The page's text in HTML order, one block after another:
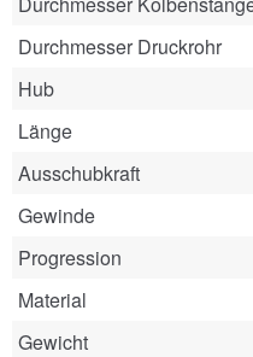
Durchmesser Druckrohr
Hub
Länge
Ausschubkraft
Gewinde
Progression
Material
Gewicht